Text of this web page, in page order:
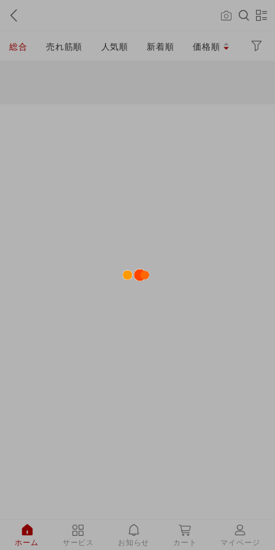
総合 売れ筋順 人気順 新着順 価格順
ホーム サービス お知らせ カート マイページ